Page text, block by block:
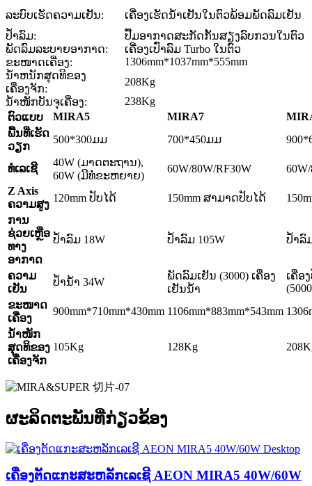
ລະ​ບົບ​ເຮັດ​ຄວາມ​ເຢັນ​:
ເຄື່ອງເຮັດນໍ້າເຢັນໃນຕົວພ້ອມພັດລົມເຢັນ
ປໍ້າລົມ:
ປັ໊ມອາກາດສະກັດກັ້ນສຽງລົບກວນໃນຕົວ
ພັດລົມລະບາຍອາກາດ:
ເຄື່ອງເປົ່າລົມ Turbo ໃນຕົວ
ຂະໜາດເຄື່ອງ:
1306mm*1037mm*555mm
ນ້ໍາຫນັກສຸດທິຂອງ
ເຄື່ອງຈັກ:
208Kg
ນ້ຳໜັກບັນຈຸເຄື່ອງ:
238Kg
ຕົວແບບ
MIRA5 MIRA7
ພື້ນທີ່ເຮັດ
ວຽກ
500*300ມມ 700*450ມມ
ທໍ່ເລເຊີ
40W (ມາດຕະຖານ),
60W (ມີທໍ່ຂະຫຍາຍ)
60W/80W/RF30W
Z Axis
ຄວາມສູງ
120mm ປັບໄດ້ 150mm ສາມາດປັບໄດ້
ການ
ຊ່ວຍເຫຼືອ
ທາງ
ອາກາດ
ປໍ້າລົມ 18W ປໍ້າລົມ 105W ປໍ້າລົ
ຄວາມ
ເຢັນ
ປ້ຳນ້ຳ 34W
ພັດລົມເຢັນ (3000) ເຄື່ອງ
ເຢັນນໍ້າ
ເຄື່ອ
ຂະໜາດ
ເຄື່ອງ
900mm*710mm*430mm 1106mm*883mm*543mm
ນ້ຳໜັກ
ສຸດທິຂອງ
ເຄື່ອງຈັກ
105Kg 128Kg
ຜະລິດຕະພັນທີ່ກ່ຽວຂ້ອງ
ເຄື່ອງຕັດແກະສະຫລັກເລເຊີ AEON MIRA5 40W/60W